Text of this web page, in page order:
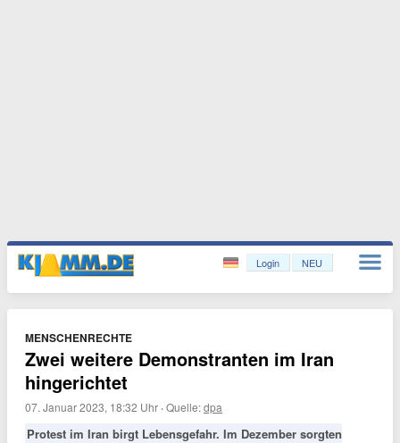
Login NEU
MENSCHENRECHTE
Zwei weitere Demonstranten im Iran
hingerichtet
07. Januar 2023, 18:32 Uhr ·Quelle:dpa
Protest im Iran birgt Lebensgefahr. Im Dezember sorgten